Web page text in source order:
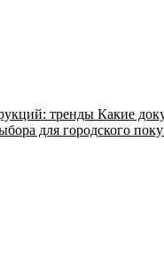
тренды Какие
для городского